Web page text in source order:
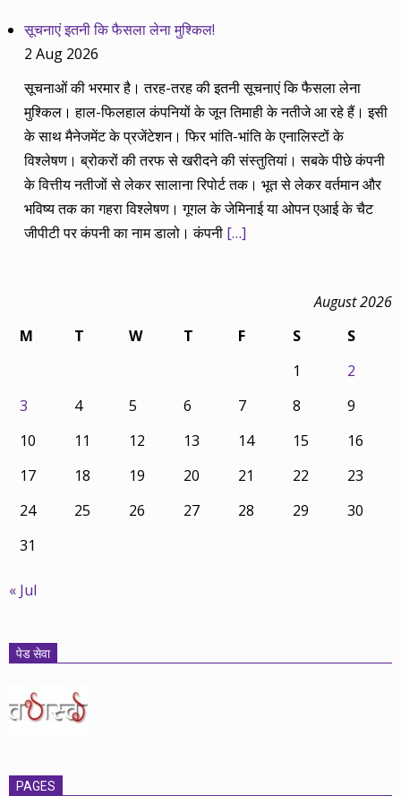
सूचनाएं इतनी कि फैसला लेना मुश्किल!
2 Aug 2026
सूचनाओं की भरमार है। तरह-तरह की इतनी सूचनाएं कि फैसला लेना
मुश्किल। हाल-फिलहाल कंपनियों के जून तिमाही के नतीजे आ रहे हैं। इसी
के साथ मैनेजमेंट के प्रजेंटेशन। फिर भांति-भांति के एनालिस्टों के
विश्लेषण। ब्रोकरों की तरफ से खरीदने की संस्तुतियां। सबके पीछे कंपनी
के वित्तीय नतीजों से लेकर सालाना रिपोर्ट तक। भूत से लेकर वर्तमान और
भविष्य तक का गहरा विश्लेषण। गूगल के जेमिनाई या ओपन एआई के चैट
जीपीटी पर कंपनी का नाम डालो। कंपनी […]
August 2026
M
T W T F S
S
1
2
3
4 5 6 7 8
9
10
11 12 13 14 15
16
17
18 19 20 21 22
23
24
25 26 27 28 29
30
31
« Jul
पेड सेवा
PAGES